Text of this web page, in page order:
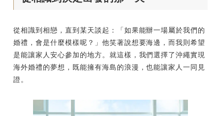
從相識到相戀，直到某天談起：「如果能辦一場屬於我們的
婚禮，會是什麼模樣呢？」他笑著說想要海邊，而我則希望
是能讓家人安心參加的地方。就這樣，我們選擇了沖繩實現
海外婚禮的夢想，既能擁有海島的浪漫，也能讓家人一同見
證。